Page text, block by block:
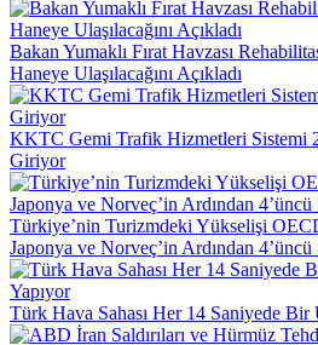
Bakan Yumaklı Fırat Havzası
Haneye Ulaşılacağını Açıkladı
KKTC Gemi Trafik Hizmetleri Sistemi
Giriyor
Türkiye’nin Turizmdeki Yükselişi
Japonya ve Norveç’in Ardından 4’üncü
Türk Hava Sahası Her 14 Saniyede